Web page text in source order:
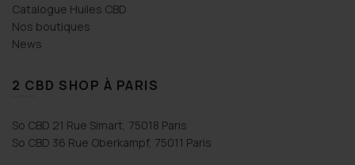
Catalogue Huiles CBD
Nos boutiques
News
2 CBD SHOP À PARIS
So CBD 21 Rue Simart, 75018 Paris
So CBD 36 Rue Oberkampf, 75011 Paris